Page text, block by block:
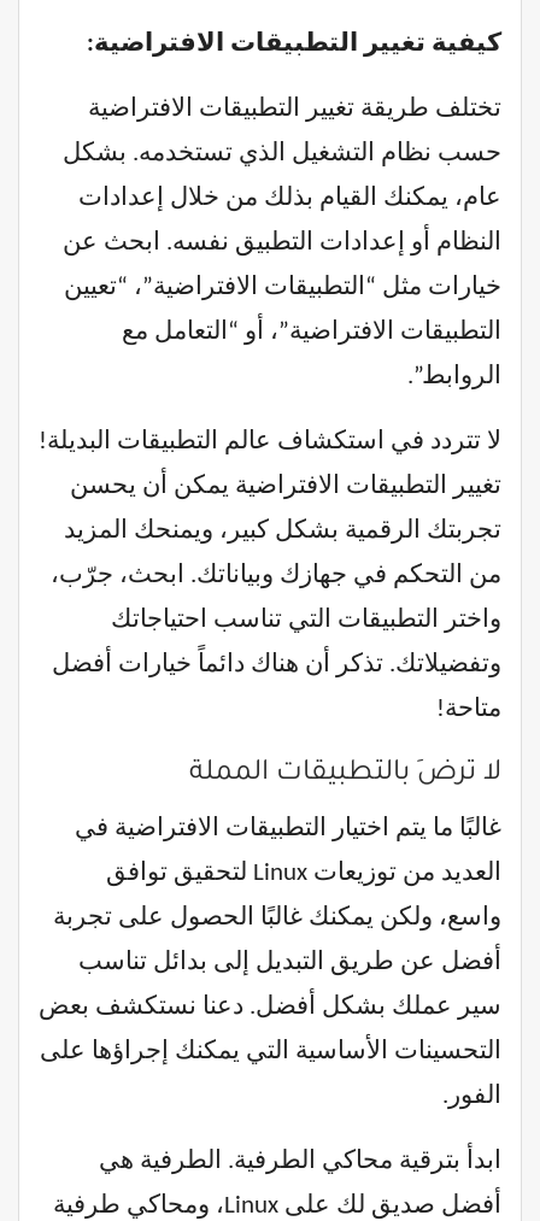
كيفية تغيير التطبيقات الافتراضية:
تختلف طريقة تغيير التطبيقات الافتراضية
حسب نظام التشغيل الذي تستخدمه. بشكل
عام، يمكنك القيام بذلك من خلال إعدادات
النظام أو إعدادات التطبيق نفسه. ابحث عن
خيارات مثل “التطبيقات الافتراضية”، “تعيين
التطبيقات الافتراضية”، أو “التعامل مع
الروابط”.
لا تتردد في استكشاف عالم التطبيقات البديلة!
تغيير التطبيقات الافتراضية يمكن أن يحسن
تجربتك الرقمية بشكل كبير، ويمنحك المزيد
من التحكم في جهازك وبياناتك. ابحث، جرّب،
واختر التطبيقات التي تناسب احتياجاتك
وتفضيلاتك. تذكر أن هناك دائماً خيارات أفضل
متاحة!
لا ترضَ بالتطبيقات المملة
غالبًا ما يتم اختيار التطبيقات الافتراضية في
العديد من توزيعات Linux لتحقيق توافق
واسع، ولكن يمكنك غالبًا الحصول على تجربة
أفضل عن طريق التبديل إلى بدائل تناسب
سير عملك بشكل أفضل. دعنا نستكشف بعض
التحسينات الأساسية التي يمكنك إجراؤها على
الفور.
ابدأ بترقية محاكي الطرفية. الطرفية هي
أفضل صديق لك على Linux، ومحاكي طرفية